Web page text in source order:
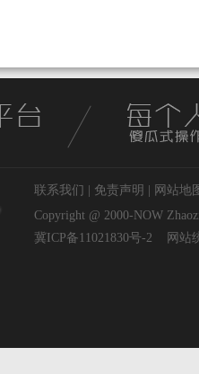
联系我们 免责声明
网站地
Copyright @ 2000-NOW
冀ICP备11021830号-2
网站